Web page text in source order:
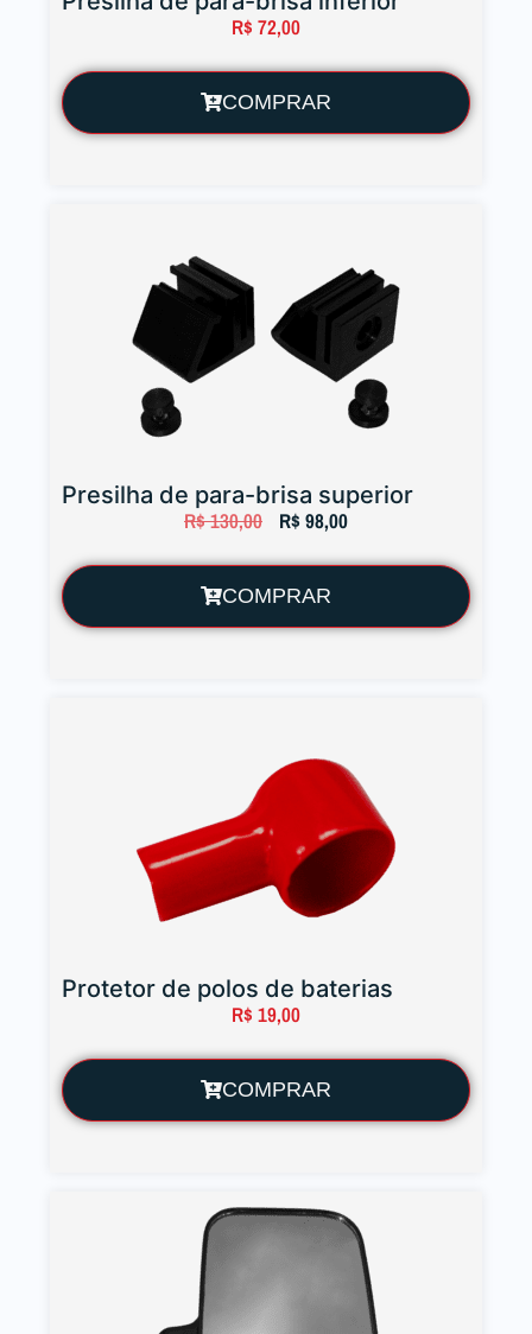
R$ 72,00
COMPRAR
Presilha de para-brisa superior
R$130,00 R$ 98,00
COMPRAR
Protetor de polos de baterias
R$ 19,00
COMPRAR